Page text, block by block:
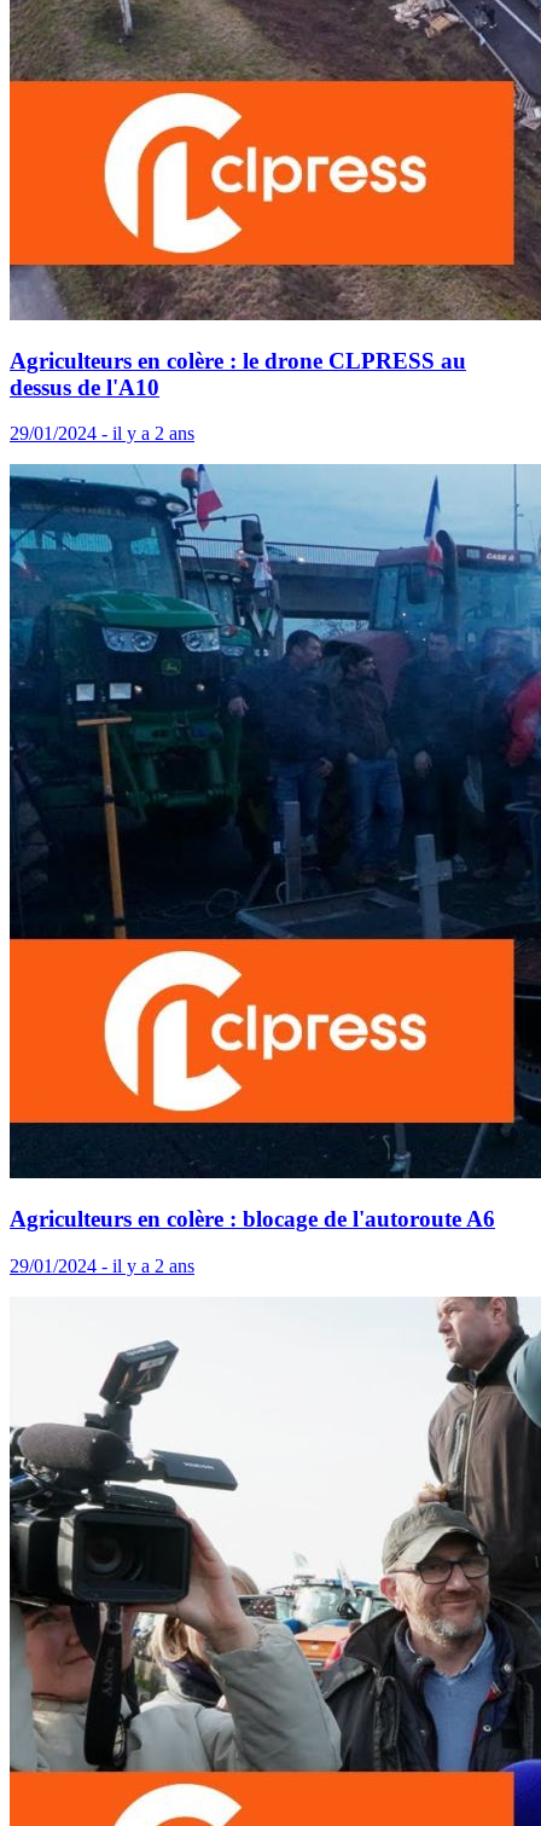
Agriculteurs en colère : le drone CLPRESS au
dessus de l'A10
29/01/2024 - il y a 2 ans
Agriculteurs en colère : blocage de l'autoroute A6
29/01/2024 - il y a 2 ans